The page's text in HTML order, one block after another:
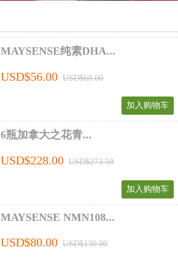
MAYSENSE纯素DHA...
USD$56.00 USD$68.00
加入购物车
6瓶加拿大之花青...
USD$228.00 USD$273.59
加入购物车
MAYSENSE NMN108...
USD$80.00 USD$130.00